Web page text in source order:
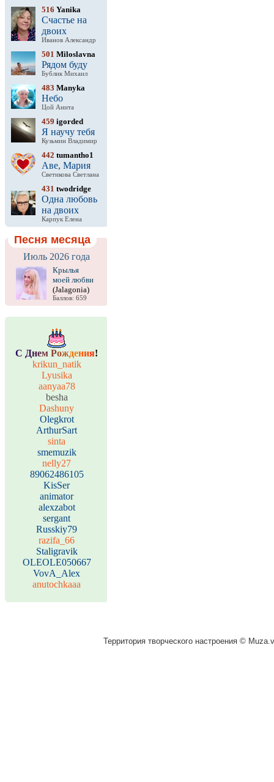
516 Yanika
Счастье на
двоих
Иванов Александр
501 Miloslavna
Рядом буду
Бублик Михаил
483 Manyka
Небо
Цой Анита
459 igorded
Я научу тебя
Кузьмин Владимир
442 tumantho1
Аве, Мария
Светикова Светлана
431 twodridge
Одна любовь
на двоих
Карпук Елена
Песня месяца
Июль 2026 года
Крылья
моей любви
(Jalagonia)
Баллов: 659
С Днем Рождения!
krikun_natik
Lyusika
aanyaa78
besha
Dashuny
Olegkrot
ArthurSart
sinta
smemuzik
nelly27
89062486105
KisSer
animator
alexzabot
sergant
Russkiy79
razifa_66
Staligravik
OLEOLE050667
VovA_Alex
anutochkaaa
Территория творческого настроения ©